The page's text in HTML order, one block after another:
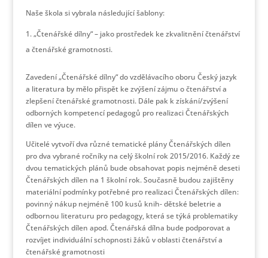
Naše škola si vybrala následující šablony:
„Čtenářské dílny“ – jako prostředek ke zkvalitnění čtenářství
a čtenářské gramotnosti.
Zavedení „Čtenářské dílny“ do vzdělávacího oboru Český jazyk
a literatura by mělo přispět ke zvýšení zájmu o čtenářství a
zlepšení čtenářské gramotnosti. Dále pak k získání/zvýšení
odborných kompetencí pedagogů pro realizaci Čtenářských
dílen ve výuce.
Učitelé vytvoří dva různé tematické plány Čtenářských dílen
pro dva vybrané ročníky na celý školní rok 2015/2016. Každý ze
dvou tematických plánů bude obsahovat popis nejméně deseti
Čtenářských dílen na 1 školní rok. Současně budou zajištěny
materiální podmínky potřebné pro realizaci Čtenářských dílen:
povinný nákup nejméně 100 kusů knih- dětské beletrie a
odbornou literaturu pro pedagogy, která se týká problematiky
Čtenářských dílen apod. Čtenářská dílna bude podporovat a
rozvíjet individuální schopnosti žáků v oblasti čtenářství a
čtenářské gramotnosti